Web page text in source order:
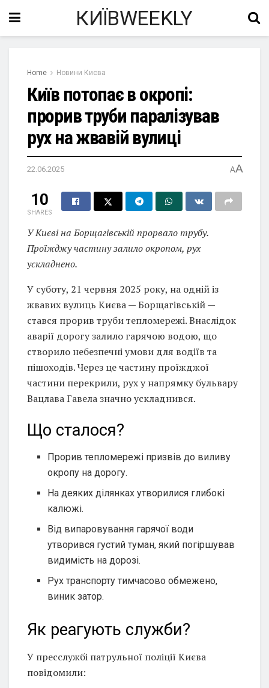
КИЇВWEEKLY
Home Новини Києва
Київ потопає в окропі:
прорив труби паралізував
рух на жвавій вулиці
22.06.2025 AA
10
SHARES
У Києві на Борщагівській прорвало трубу.
Проїжджу частину залило окропом, рух
ускладнено.
У суботу, 21 червня 2025 року, на одній із
жвавих вулиць Києва — Борщагівській —
стався прорив труби тепломережі. Внаслідок
аварії дорогу залило гарячою водою, що
створило небезпечні умови для водіїв та
пішоходів. Через це частину проїжджої
частини перекрили, рух у напрямку бульвару
Вацлава Гавела значно ускладнився.
Що сталося?
Прорив тепломережі призвів до виливу
окропу на дорогу.
На деяких ділянках утворилися глибокі
калюжі.
Від випаровування гарячої води
утворився густий туман, який погіршував
видимість на дорозі.
Рух транспорту тимчасово обмежено,
виник затор.
Як реагують служби?
У пресслужбі патрульної поліції Києва
повідомили: